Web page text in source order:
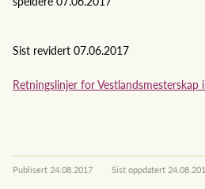
Sist revidert 07.06.2017
Retningslinjer for Vestlandsmesterskap
Publisert 24.08.2017 Sist oppdatert